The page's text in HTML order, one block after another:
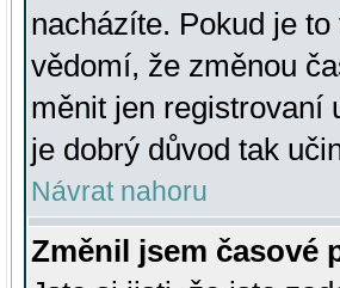
nacházíte. Pokud je
vědomí, že změnou
měnit jen registrovaní
je dobrý důvod tak
Návrat nahoru
Změnil jsem časové